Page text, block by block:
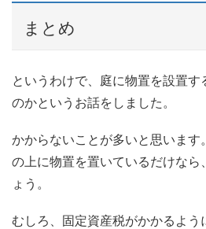
まとめ
というわけで、庭に物置を設置す
のかというお話をしました。
かからないことが多いと思います
の上に物置を置いているだけなら
ょう。
むしろ、固定資産税がかかるよう